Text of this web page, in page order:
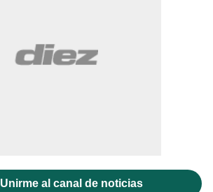
Unirme al canal de noticias